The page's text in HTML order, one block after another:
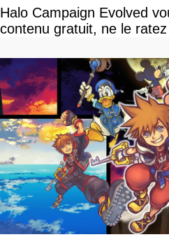
Halo Campaign Evolved
contenu gratuit, ne le